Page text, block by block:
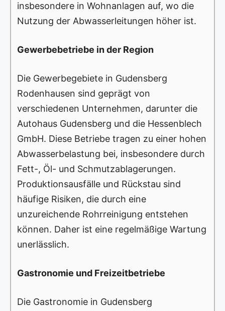
insbesondere in Wohnanlagen auf, wo die
Nutzung der Abwasserleitungen höher ist.
Gewerbebetriebe in der Region
Die Gewerbegebiete in Gudensberg
Rodenhausen sind geprägt von
verschiedenen Unternehmen, darunter die
Autohaus Gudensberg und die Hessenblech
GmbH. Diese Betriebe tragen zu einer hohen
Abwasserbelastung bei, insbesondere durch
Fett-, Öl- und Schmutzablagerungen.
Produktionsausfälle und Rückstau sind
häufige Risiken, die durch eine
unzureichende Rohrreinigung entstehen
können. Daher ist eine regelmäßige Wartung
unerlässlich.
Gastronomie und Freizeitbetriebe
Die Gastronomie in Gudensberg